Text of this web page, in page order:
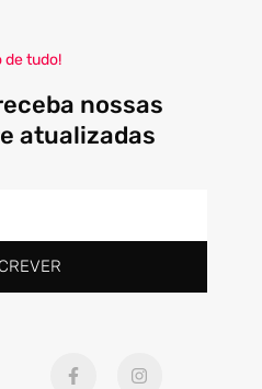
de tudo!
nossas
atualizadas
a
n